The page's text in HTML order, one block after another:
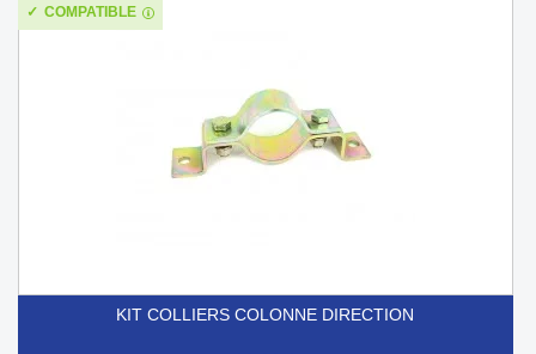
KIT COLLIERS COLONNE DIRECTION
COMPATIBLE